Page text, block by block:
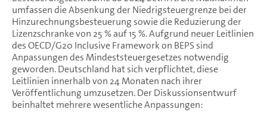
umfassen die Absenkung der Niedrigsteuergrenze bei der
Hinzurechnungsbesteuerung sowie die Reduzierung der
Lizenzschranke von 25 % auf 15 %. Aufgrund neuer Leitlinien
des OECD/G20 Inclusive Framework on BEPS sind
Anpassungen des Mindeststeuergesetzes notwendig
geworden. Deutschland hat sich verpflichtet, diese
Leitlinien innerhalb von 24 Monaten nach ihrer
Veröffentlichung umzusetzen. Der Diskussionsentwurf
beinhaltet mehrere wesentliche Anpassungen: